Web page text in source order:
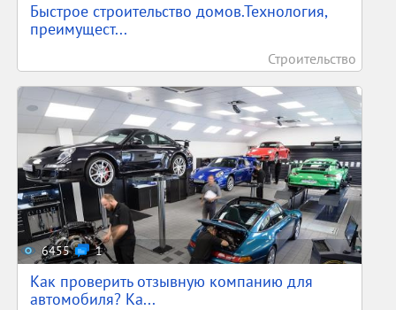
Быстрое строительство домов.Технология,
преимущест...
Строительство
6455 1
Как проверить отзывную компанию для
автомобиля? Ка...